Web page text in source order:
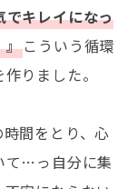
でキレイになっ
』こういう循環
りました。
間をとり、心
て…っ自分に集